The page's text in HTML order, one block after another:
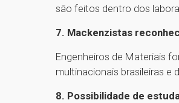
são feitos dentro dos
7. Mackenzistas
Engenheiros de Materiais
multinacionais brasileiras e
8. Possibilidade de